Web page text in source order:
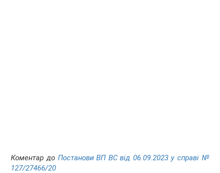
Коментар до Постанови ВП ВС від 06.09.2023 у справі №
127/27466/20